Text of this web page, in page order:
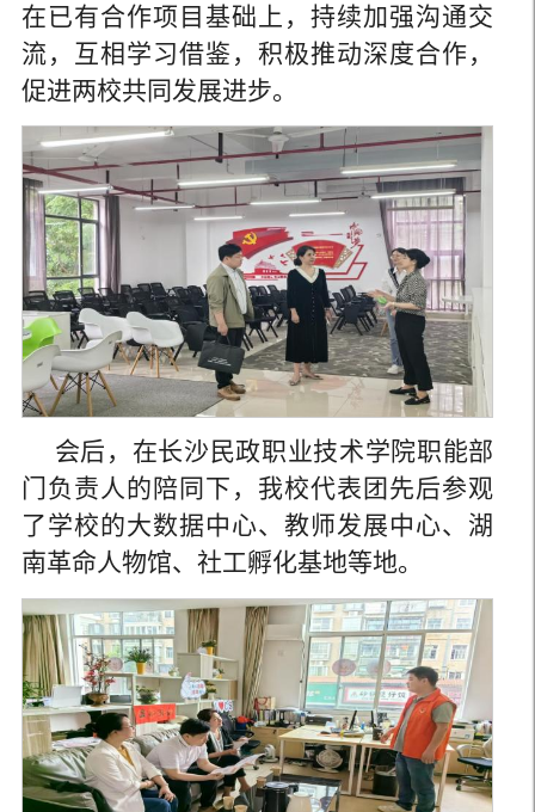
在已有合作项目基础上，持续加强沟通交
流，互相学习借鉴，积极推动深度合作，
促进两校共同发展进步。
会后，在长沙民政职业技术学院职能部
门负责人的陪同下，我校代表团先后参观
了学校的大数据中心、教师发展中心、湖
南革命人物馆、社工孵化基地等地。